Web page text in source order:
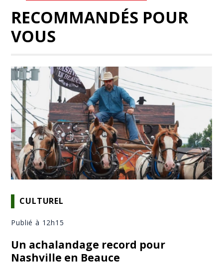
RECOMMANDÉS POUR
VOUS
CULTUREL
Publié à 12h15
Un achalandage record pour
Nashville en Beauce